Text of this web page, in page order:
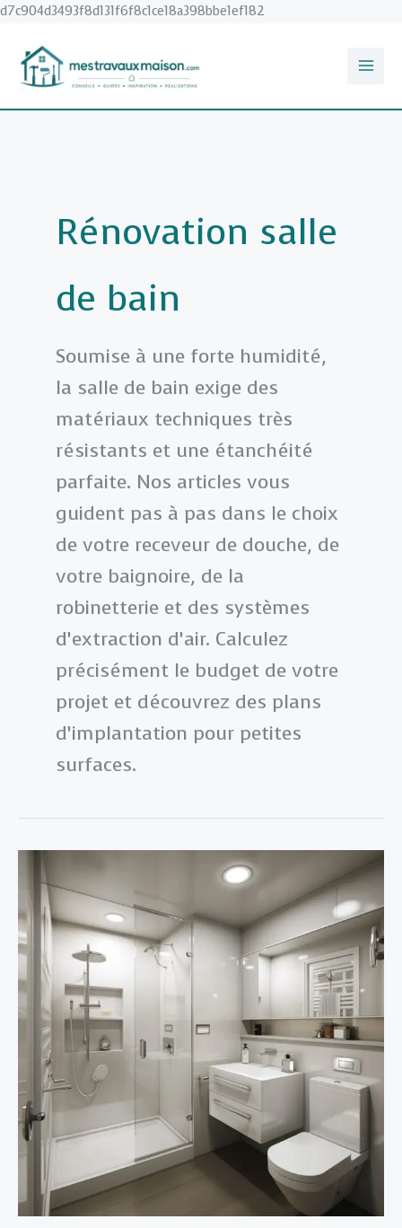
d7c904d3493f8d131f6f8c1ce18a398bbe1ef182
Rénovation salle
de bain
Soumise à une forte humidité,
la salle de bain exige des
matériaux techniques très
résistants et une étanchéité
parfaite. Nos articles vous
guident pas à pas dans le choix
de votre receveur de douche, de
votre baignoire, de la
robinetterie et des systèmes
d’extraction d’air. Calculez
précisément le budget de votre
projet et découvrez des plans
d’implantation pour petites
surfaces.